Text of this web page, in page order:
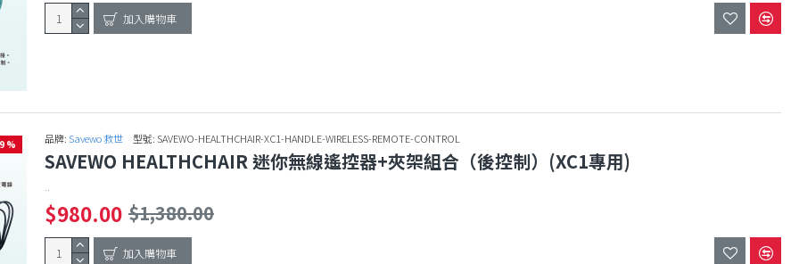
加入購物車
% 品牌: Savewo 救世 型號: SAVEWO-HEALTHCHAIR-XC1-HANDLE-WIRELESS-REMOTE-CONTROL
SAVEWO HEALTHCHAIR 迷你無線遙控器+夾架組合（後控制）(XC1專用)
..
$980.00 $1,380.00
加入購物車